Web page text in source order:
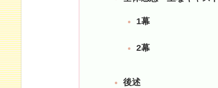
1幕
2幕
後述